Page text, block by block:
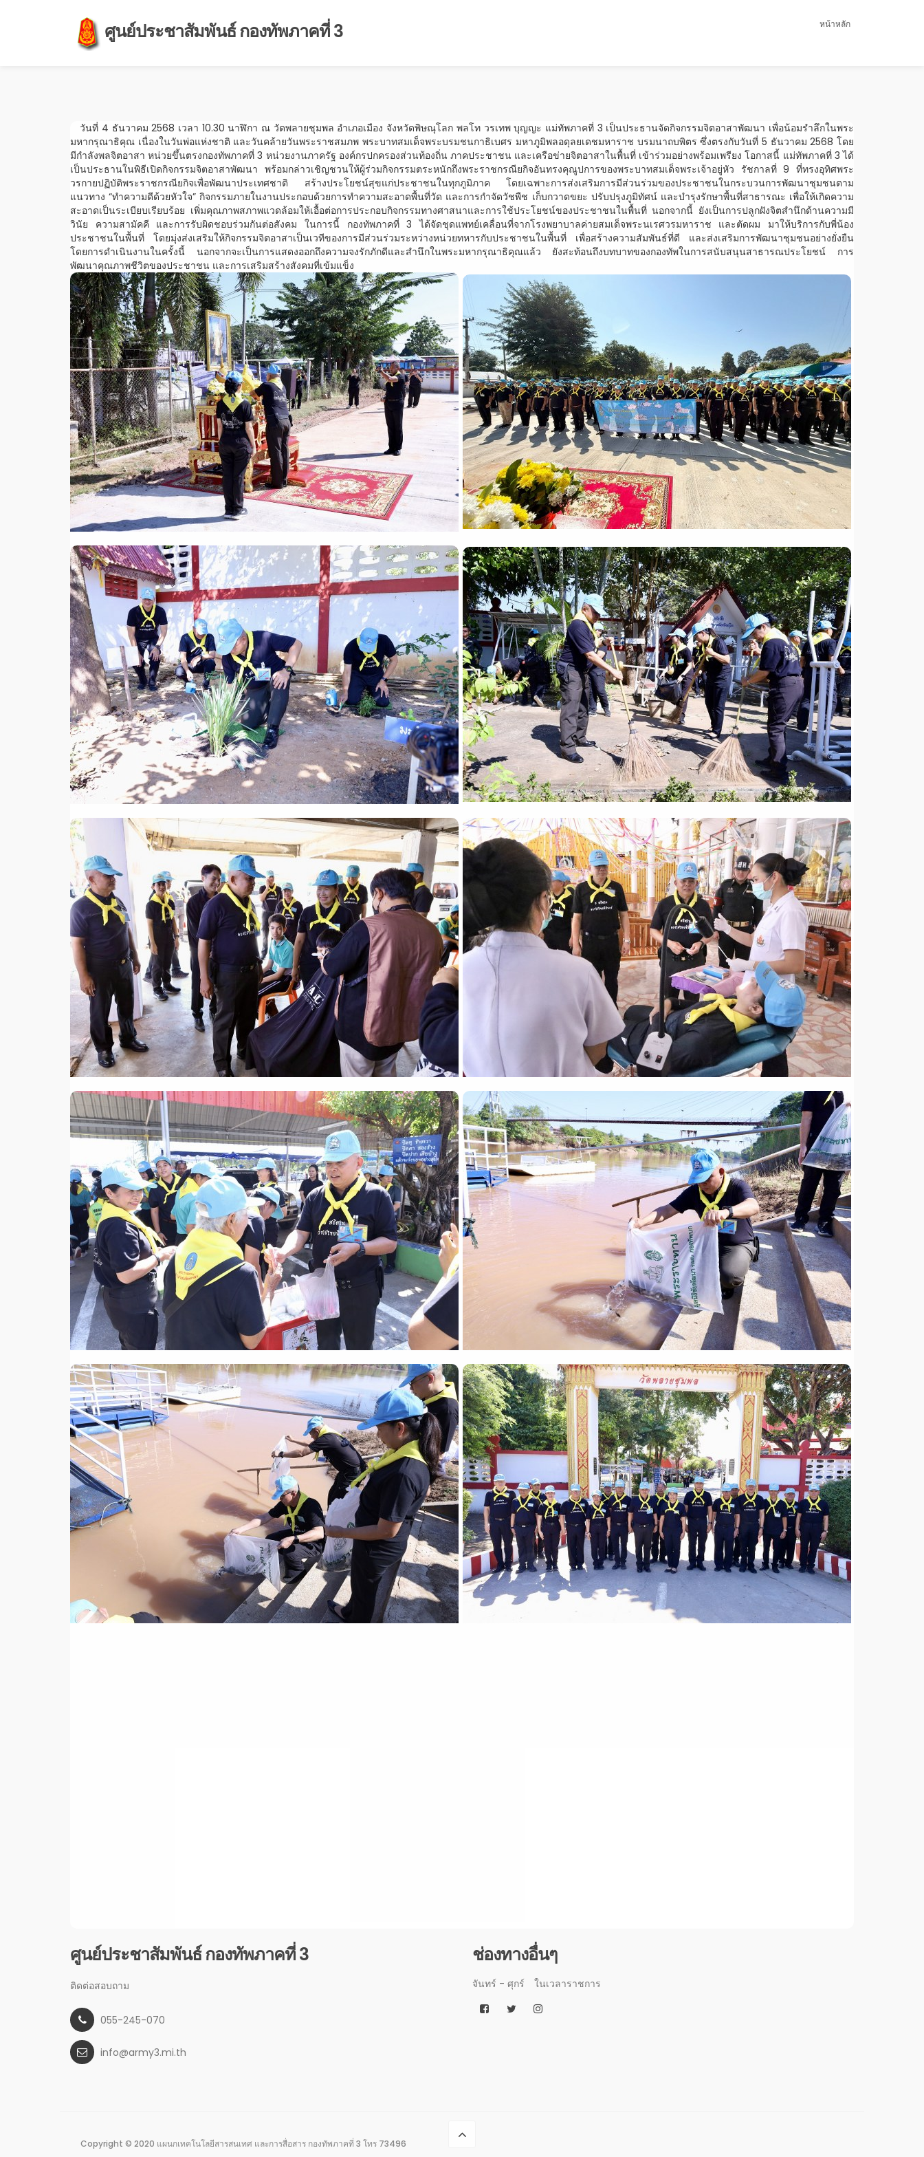
ศูนย์ประชาสัมพันธ์ กองทัพภาคที่ 3 หน้าหลัก
วันที่ 4 ธันวาคม 2568 เวลา 10.30 นาฬิกา ณ วัดพลายชุมพล อำเภอเมือง จังหวัดพิษณุโลก พลโท วรเทพ บุญญะ แม่ทัพภาคที่ 3 เป็นประธานจัดกิจกรรมจิตอาสาพัฒนา เพื่อน้อมรำลึกในพระ
มหากรุณาธิคุณ เนื่องในวันพ่อแห่งชาติ และวันคล้ายวันพระราชสมภพ พระบาทสมเด็จพระบรมชนกาธิเบศร มหาภูมิพลอดุลยเดชมหาราช บรมนาถบพิตร ซึ่งตรงกับวันที่ 5 ธันวาคม 2568 โดย
มีกำลังพลจิตอาสา หน่วยขึ้นตรงกองทัพภาคที่ 3 หน่วยงานภาครัฐ องค์กรปกครองส่วนท้องถิ่น ภาคประชาชน และเครือข่ายจิตอาสาในพื้นที่ เข้าร่วมอย่างพร้อมเพรียง โอกาสนี้ แม่ทัพภาคที่ 3 ได้
เป็นประธานในพิธีเปิดกิจกรรมจิตอาสาพัฒนา พร้อมกล่าวเชิญชวนให้ผู้ร่วมกิจกรรมตระหนักถึงพระราชกรณียกิจอันทรงคุณูปการของพระบาทสมเด็จพระเจ้าอยู่หัว รัชกาลที่ 9 ที่ทรงอุทิศพระ
วรกายปฏิบัติพระราชกรณียกิจเพื่อพัฒนาประเทศชาติ สร้างประโยชน์สุขแก่ประชาชนในทุกภูมิภาค โดยเฉพาะการส่งเสริมการมีส่วนร่วมของประชาชนในกระบวนการพัฒนาชุมชนตาม
แนวทาง “ทำความดีด้วยหัวใจ” กิจกรรมภายในงานประกอบด้วยการทำความสะอาดพื้นที่วัด และการกำจัดวัชพืช เก็บกวาดขยะ ปรับปรุงภูมิทัศน์ และบำรุงรักษาพื้นที่สาธารณะ เพื่อให้เกิดความ
สะอาดเป็นระเบียบเรียบร้อย เพิ่มคุณภาพสภาพแวดล้อมให้เอื้อต่อการประกอบกิจกรรมทางศาสนาและการใช้ประโยชน์ของประชาชนในพื้นที่ นอกจากนี้ ยังเป็นการปลูกฝังจิตสำนึกด้านความมี
วินัย ความสามัคคี และการรับผิดชอบร่วมกันต่อสังคม ในการนี้ กองทัพภาคที่ 3 ได้จัดชุดแพทย์เคลื่อนที่จากโรงพยาบาลค่ายสมเด็จพระนเรศวรมหาราช และตัดผม มาให้บริการกับพี่น้อง
ประชาชนในพื้นที่ โดยมุ่งส่งเสริมให้กิจกรรมจิตอาสาเป็นเวทีของการมีส่วนร่วมระหว่างหน่วยทหารกับประชาชนในพื้นที่ เพื่อสร้างความสัมพันธ์ที่ดี และส่งเสริมการพัฒนาชุมชนอย่างยั่งยืน
โดยการดำเนินงานในครั้งนี้ นอกจากจะเป็นการแสดงออกถึงความจงรักภักดีและสำนึกในพระมหากรุณาธิคุณแล้ว ยังสะท้อนถึงบทบาทของกองทัพในการสนับสนุนสาธารณประโยชน์ การ
พัฒนาคุณภาพชีวิตของประชาชน และการเสริมสร้างสังคมที่เข้มแข็ง
ศูนย์ประชาสัมพันธ์ กองทัพภาคที่ 3
ติดต่อสอบถาม
055-245-070
info@army3.mi.th
ช่องทางอื่นๆ
จันทร์ - ศุกร์ ในเวลาราชการ
Copyright © 2020 แผนกเทคโนโลยีสารสนเทศ และการสื่อสาร กองทัพภาคที่ 3 โทร 73496